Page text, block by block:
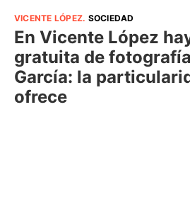
VICENTE LÓPEZ. SOCIEDAD
En Vicente López
gratuita de
García: la
ofrece